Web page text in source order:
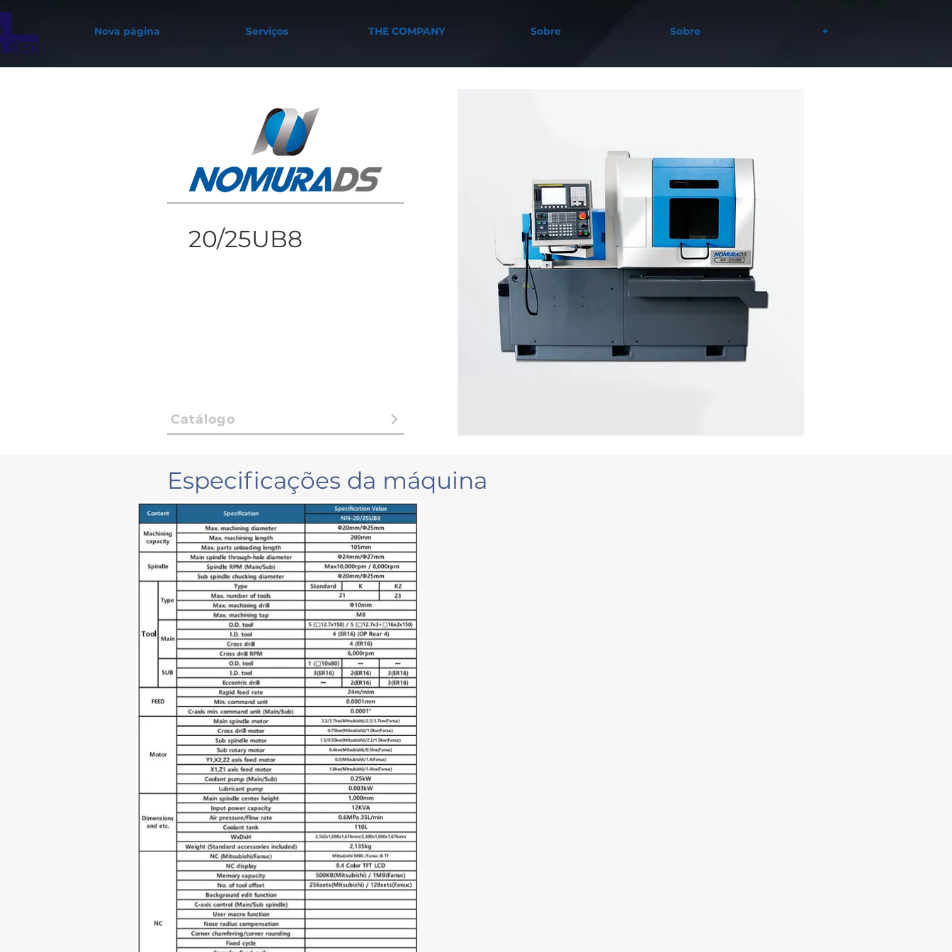
Nova página Serviços THE COMPANY Sobre Sobre +
20/25UB8
Catálogo
Especificações da máquina